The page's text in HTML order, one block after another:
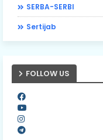
SERBA-SERBI
Sertijab
FOLLOW US